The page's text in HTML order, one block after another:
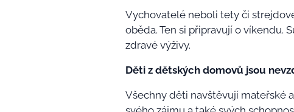
Vychovatelé neboli tety či
oběda. Ten si připravují o víkendu.
zdravé výživy.
Děti z dětských domovů jsou
Všechny děti navštěvují mateřské